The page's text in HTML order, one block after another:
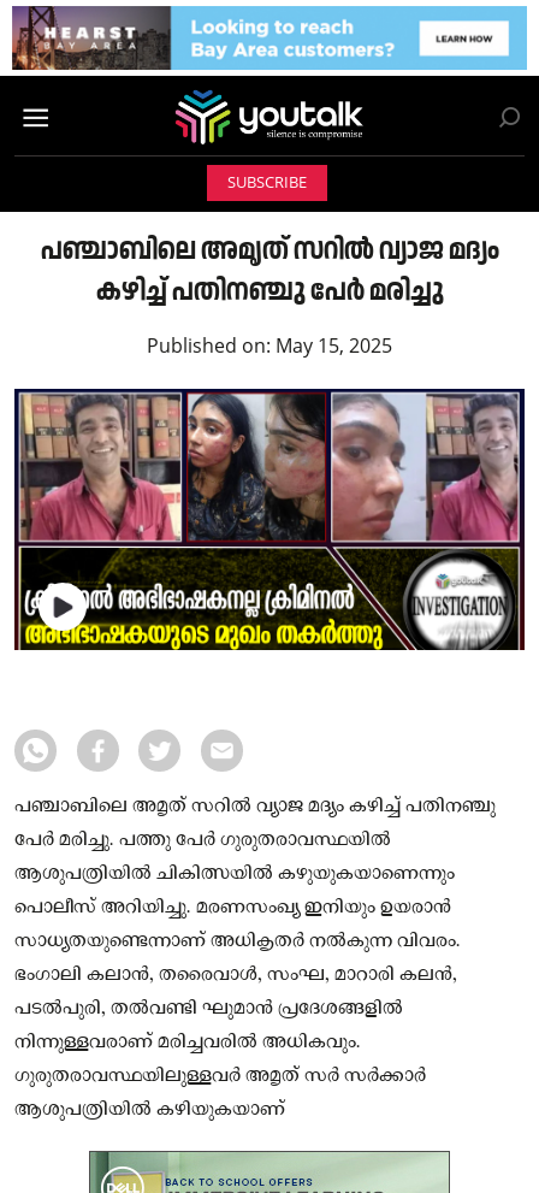
SUBSCRIBE
പഞ്ചാബിലെ അമൃത് സറിൽ വ്യാജ മദ്യം
കഴിച്ച് പതിനഞ്ചു പേർ മരിച്ചു
Published on: May 15, 2025
പഞ്ചാബിലെ അമൃത് സറിൽ വ്യാജ മദ്യം കഴിച്ച് പതിനഞ്ചു
പേർ മരിച്ചു. പത്തു പേർ ഗുരുതരാവസ്ഥയിൽ
ആശുപത്രിയിൽ ചികിത്സയിൽ കഴുയുകയാണെന്നും
പൊലീസ് അറിയിച്ചു. മരണസംഖ്യ ഇനിയും ഉയരാന്‍
സാധ്യതയുണ്ടെന്നാണ് അധികൃതര്‍ നല്‍കുന്ന വിവരം.
ഭംഗാലി കലാന്‍, തരൈവാള്‍, സംഘ, മാറാരി കലന്‍,
പടല്‍പുരി, തല്‍വണ്ടി ഘുമാന്‍ പ്രദേശങ്ങളില്‍
നിന്നുള്ളവരാണ് മരിച്ചവരില്‍ അധികവും.
ഗുരുതരാവസ്ഥയിലുള്ളവര്‍ അമൃത് സര്‍ സര്‍ക്കാര്‍
ആശുപത്രിയില്‍ കഴിയുകയാണ്